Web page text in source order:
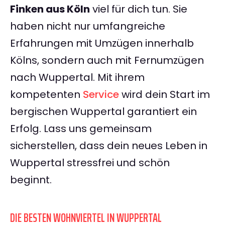
Finken aus Köln viel für dich tun. Sie
haben nicht nur umfangreiche
Erfahrungen mit Umzügen innerhalb
Kölns, sondern auch mit Fernumzügen
nach Wuppertal. Mit ihrem
kompetenten Servicewird dein Start im
bergischen Wuppertal garantiert ein
Erfolg. Lass uns gemeinsam
sicherstellen, dass dein neues Leben in
Wuppertal stressfrei und schön
beginnt.
DIE BESTEN WOHNVIERTEL IN WUPPERTAL